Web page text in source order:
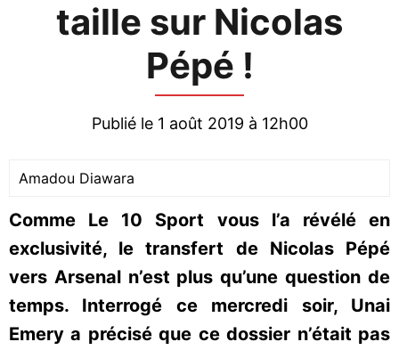
taille sur Nicolas
Pépé !
Publié le 1 août 2019 à 12h00
Amadou Diawara
Comme Le 10 Sport vous l’a révélé en
exclusivité, le transfert de Nicolas Pépé
vers Arsenal n’est plus qu’une question de
temps. Interrogé ce mercredi soir, Unai
Emery a précisé que ce dossier n’était pas